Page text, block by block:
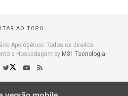
AO TOPO
Apologético. Todos os direitos
e Hospedagem by M31 Tecnologia